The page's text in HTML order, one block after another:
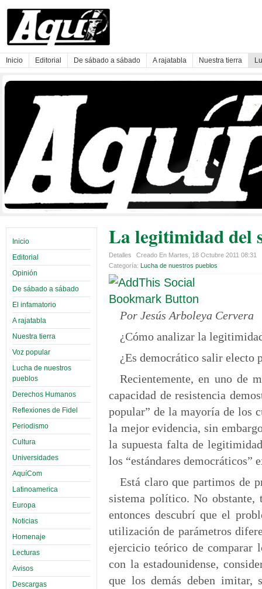
Inicio Editorial De sábado a sábado A rajatabla Nuestra tierra
Inicio
Editorial
Opinión
De sábado a sábado
El infamatorio
A rajatabla
Nuestra tierra
Voz popular
Lucha de nuestros
pueblos
Derechos Humanos
Reflexiones de Fidel
Periodismo
Cultura
Universidades
AquíCom
Latinoamerica
Europa
Noticias
Homenaje
Lecturas
Avisos
Descargas
La legitimidad del
Detalles
Creado En Martes, 18 Octubre 2011 08:31
Categoría: Lucha de nuestros pueblos
Por Jesús Arboleya Cervera
¿Cómo analizar la
¿Es democrático salir electo
Recientemente, en uno de
capacidad de resistencia
popular” de la mayoría de los
la mejor evidencia, sin
la supuesta falta de
los “estándares democráticos”
Está claro que partimos de
sistema político. No obstante,
entonces descubrí que el
utilización de parámetros
ejercicio teórico de comparar
con la estadounidense,
que los demás deben